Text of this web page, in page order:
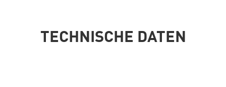
TECHNISCHE DATEN